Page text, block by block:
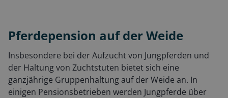
Pferdepension auf der Weide
Insbesondere bei der Aufzucht von Jungpferden und
der Haltung von Zuchtstuten bietet sich eine
ganzjährige Gruppenhaltung auf der Weide an. In
einigen Pensionsbetrieben werden Jungpferde über